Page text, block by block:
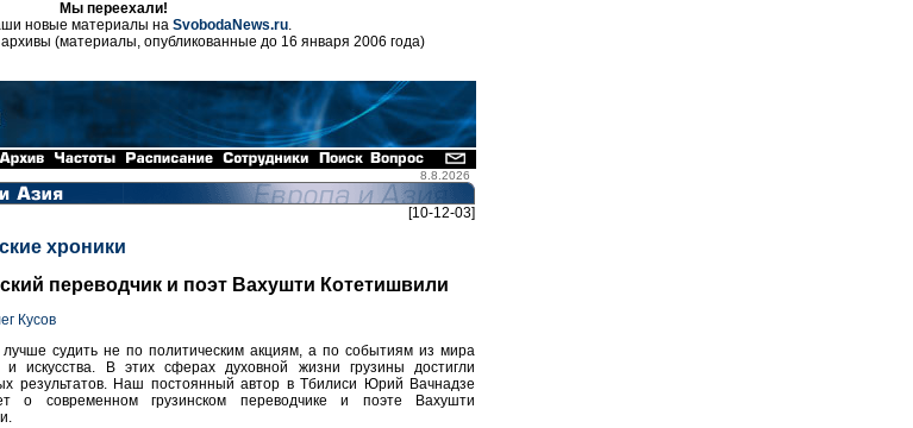
Мы переехали!
новые материалы на SvobodaNews.ru.
(материалы, опубликованные до 16 января 2006 года)
8.8.2026
[10-12-03]
хроники
переводчик и поэт Вахушти Котетишвили
Кусов
судить не по политическим акциям, а по событиям из мира
и искусства. В этих сферах духовной жизни грузины достигли
результатов. Наш постоянный автор в Тбилиси Юрий Вачнадзе
о современном грузинском переводчике и поэте Вахушти